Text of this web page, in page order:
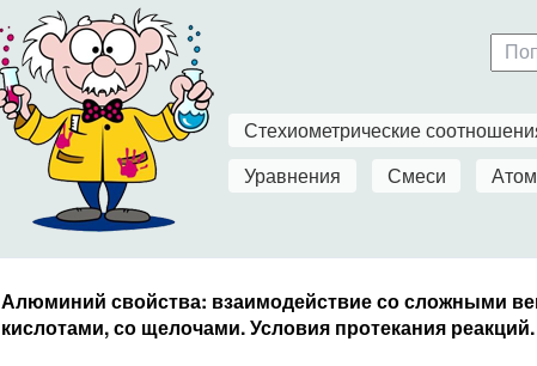
Стехиометрические
Уравнения
Смеси
Алюминий свойства: взаимодействие со сложными
кислотами, со щелочами. Условия протекания реакций.